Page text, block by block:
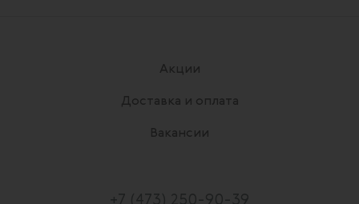
Акции
Доставка и оплата
Вакансии